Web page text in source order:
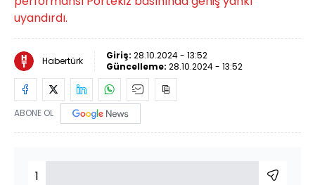
uyandırdı.
Habertürk Giriş: 28.10.2024 - 13:52
Güncelleme: 28.10.2024 - 13:52
ABONE OL
1